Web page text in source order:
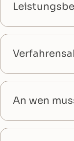
An wen